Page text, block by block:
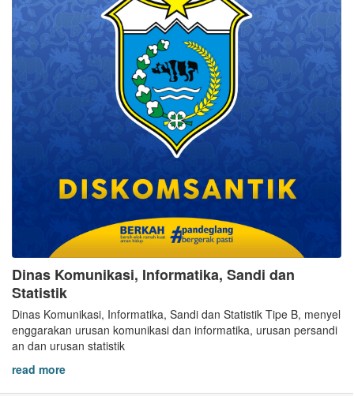
Dinas Komunikasi, Informatika, Sandi dan
Statistik
Dinas Komunikasi, Informatika, Sandi dan Statistik Tipe B, menyel
enggarakan urusan komunikasi dan informatika, urusan persandi
an dan urusan statistik
read more